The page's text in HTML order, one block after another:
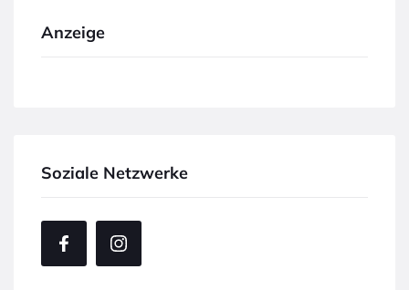
Anzeige
Soziale Netzwerke